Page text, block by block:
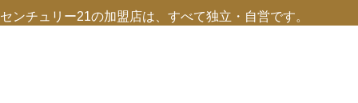
センチュリー21の加盟店は、すべて独立・自営です。